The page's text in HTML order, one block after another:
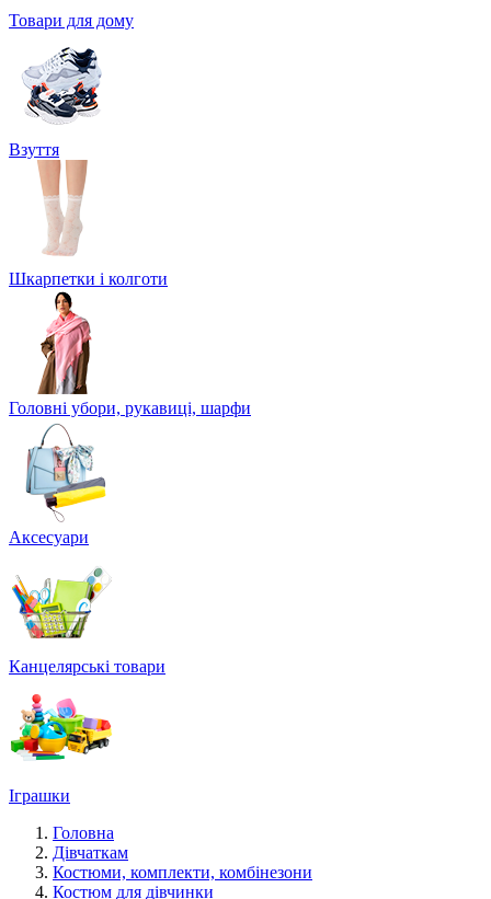
Товари для дому
Взуття
Шкарпетки і колготи
Головні убори, рукавиці, шарфи
Аксесуари
Канцелярські товари
Іграшки
Головна
Дівчаткам
Костюми, комплекти, комбінезони
Костюм для дівчинки